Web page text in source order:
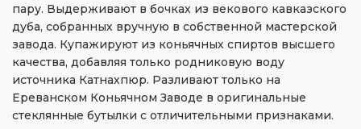
пару. Выдерживают в бочках из векового кавказского
дуба, собранных вручную в собственной мастерской
завода. Купажируют из коньячных спиртов высшего
качества, добавляя только родниковую воду
источника Катнахпюр. Разливают только на
Ереванском Коньячном Заводе в оригинальные
стеклянные бутылки с отличительными признаками.